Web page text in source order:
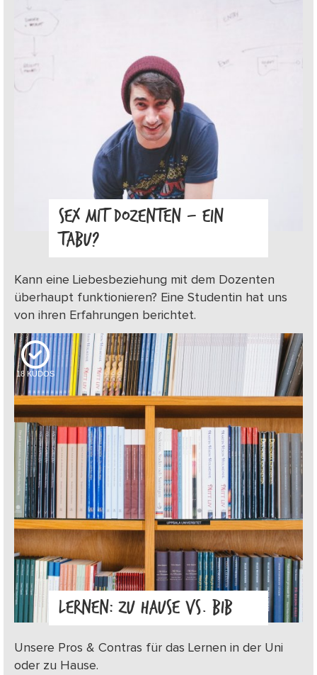
SEX MIT DOZENTEN – EIN
TABU?
Kann eine Liebesbeziehung mit dem Dozenten
überhaupt funktionieren? Eine Studentin hat uns
von ihren Erfahrungen berichtet.
18 KUDOS
LERNEN: ZU HAUSE VS. BIB
Unsere Pros & Contras für das Lernen in der Uni
oder zu Hause.